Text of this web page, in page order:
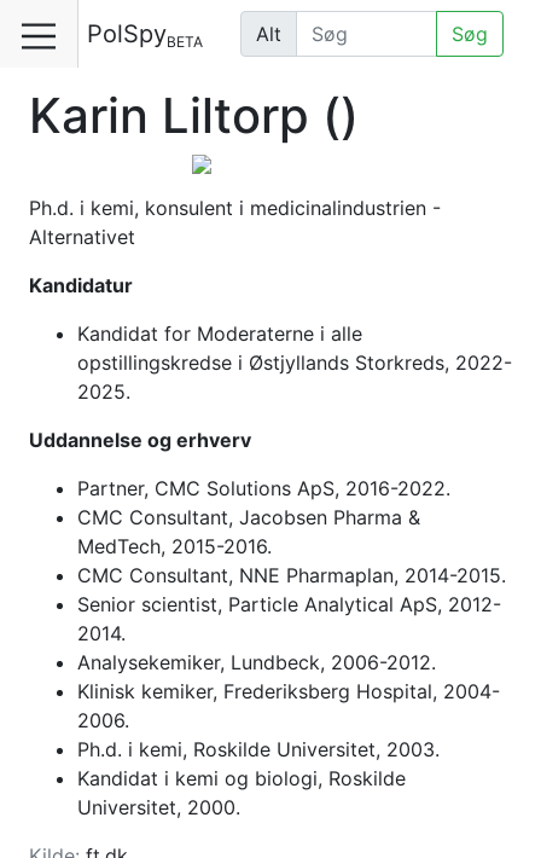
PolSpyBETA Alt Søg
Karin Liltorp ()
Ph.d. i kemi, konsulent i medicinalindustrien -
Alternativet
Kandidatur
Kandidat for Moderaterne i alle
opstillingskredse i Østjyllands Storkreds, 2022-
2025.
Uddannelse og erhverv
Partner, CMC Solutions ApS, 2016-2022.
CMC Consultant, Jacobsen Pharma &
MedTech, 2015-2016.
CMC Consultant, NNE Pharmaplan, 2014-2015.
Senior scientist, Particle Analytical ApS, 2012-
2014.
Analysekemiker, Lundbeck, 2006-2012.
Klinisk kemiker, Frederiksberg Hospital, 2004-
2006.
Ph.d. i kemi, Roskilde Universitet, 2003.
Kandidat i kemi og biologi, Roskilde
Universitet, 2000.